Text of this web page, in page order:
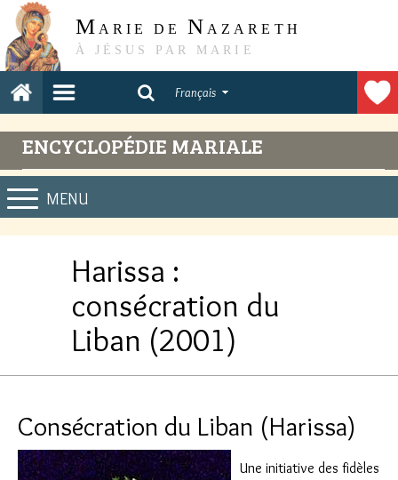
M ARIE DE N AZARETH
À JÉSUS PAR MARIE
Français
ENCYCLOPÉDIE MARIALE
MENU
Harissa :
consécration du
Liban (2001)
Consécration du Liban (Harissa)
Une initiative des fidèles